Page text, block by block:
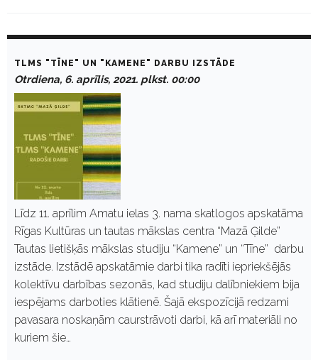
A
p
TLMS "TĪNE" UN "KAMENE" DARBU IZSTĀDE
Otrdiena, 6. aprīlis, 2021. plkst. 00:00
Līdz 11. aprīlim Amatu ielas 3. nama skatlogos apskatāma
Rīgas Kultūras un tautas mākslas centra “Mazā Ģilde”
Tautas lietišķās mākslas studiju “Kamene” un “Tīne” darbu
izstāde. Izstādē apskatāmie darbi tika radīti iepriekšējās
kolektīvu darbības sezonās, kad studiju dalībniekiem bija
iespējams darboties klātienē. Šajā ekspozīcijā redzami
pavasara noskaņām caurstrāvoti darbi, kā arī materiāli no
kuriem šie…